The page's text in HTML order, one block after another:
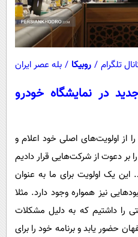
تلگرام / روبیکا / بله عصر ایران
محصول جدید در نمایشگاه خودرو
از اولویت‌های اصلی خود اعلام و
بر دعوت از شرکت‌هایی قرار دادیم
این یک اولویت برای ما به عنوان
نیز همواره وجود دارد. مثلا
را داشتیم که به دلیل مشکلات
حضور یابد و برنامه خود را برای